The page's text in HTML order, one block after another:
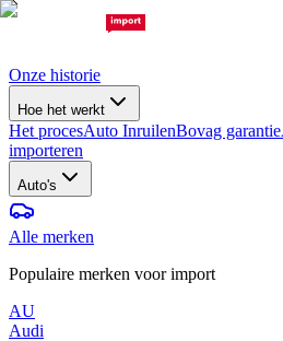
Onze historie
Hoe het werkt
Het procesAuto InruilenBovag garantie
importeren
Auto's
Alle merken
Populaire merken voor import
AU
Audi